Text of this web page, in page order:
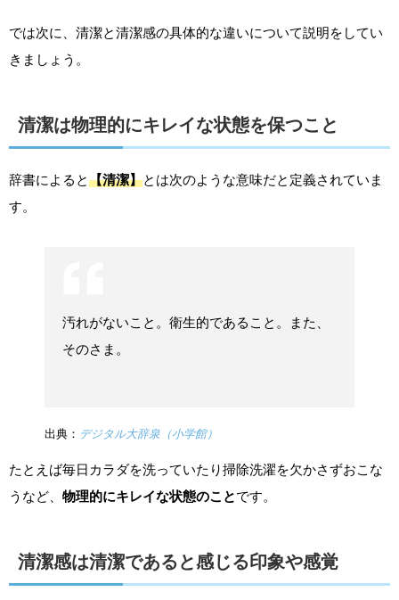
では次に、清潔と清潔感の具体的な違いについて説明をしてい
きましょう。
清潔は物理的にキレイな状態を保つこと
辞書によると【清潔】とは次のような意味だと定義されていま
す。
汚れがないこと。衛生的であること。また、
そのさま。
出典： デジタル大辞泉（小学館）
たとえば毎日カラダを洗っていたり掃除洗濯を欠かさずおこな
うなど、 物理的にキレイな状態のことです。
清潔感は清潔であると感じる印象や感覚